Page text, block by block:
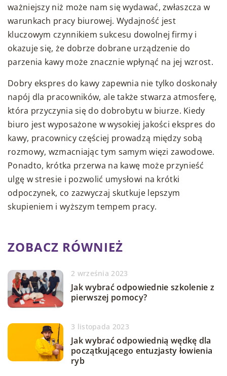
ważniejszy niż może nam się wydawać, zwłaszcza w
warunkach pracy biurowej. Wydajność jest
kluczowym czynnikiem sukcesu dowolnej firmy i
okazuje się, że dobrze dobrane urządzenie do
parzenia kawy może znacznie wpłynąć na jej wzrost.
Dobry ekspres do kawy zapewnia nie tylko doskonały
napój dla pracowników, ale także stwarza atmosferę,
która przyczynia się do dobrobytu w biurze. Kiedy
biuro jest wyposażone w wysokiej jakości ekspres do
kawy, pracownicy częściej prowadzą między sobą
rozmowy, wzmacniając tym samym więzi zawodowe.
Ponadto, krótka przerwa na kawę może przynieść
ulgę w stresie i pozwolić umysłowi na krótki
odpoczynek, co zazwyczaj skutkuje lepszym
skupieniem i wyższym tempem pracy.
ZOBACZ RÓWNIEŻ
2 września 2023
Jak wybrać odpowiednie szkolenie z
pierwszej pomocy?
3 listopada 2023
Jak wybrać odpowiednią wędkę dla
początkującego entuzjasty łowienia
ryb